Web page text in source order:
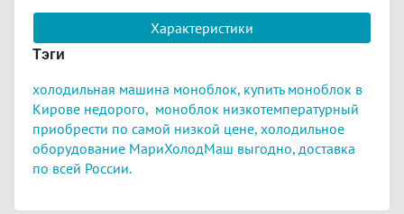
Характеристики
Тэги
холодильная машина моноблок, купить моноблок в
Кирове недорого, моноблок низкотемпературный
приобрести по самой низкой цене, холодильное
оборудование МариХолодМаш выгодно, доставка
по всей России.